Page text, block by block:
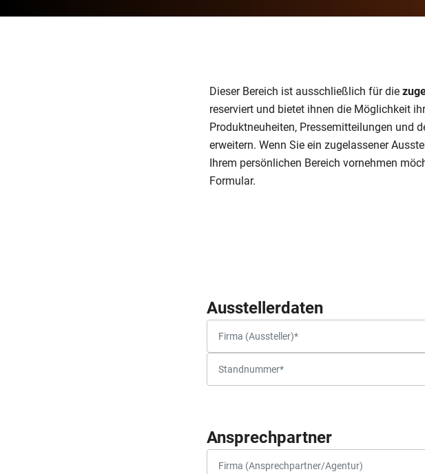
Dieser Bereich ist ausschließlich für die
reserviert und bietet ihnen die Möglichkeit
Produktneuheiten, Pressemitteilungen und
erweitern. Wenn Sie ein zugelassener
Ihrem persönlichen Bereich vornehmen
Formular.
Ausstellerdaten
Ansprechpartner